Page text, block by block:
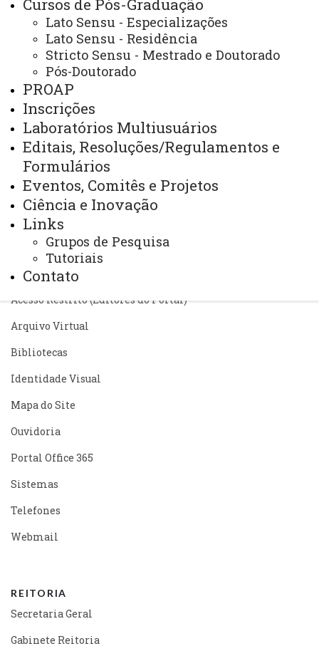
Cursos de Pós-Graduação
Lato Sensu - Especializações
Lato Sensu - Residência
Stricto Sensu - Mestrado e Doutorado
Pós-Doutorado
PROAP
Inscrições
Laboratórios Multiusuários
Editais, Resoluções/Regulamentos e
Formulários
Eventos, Comitês e Projetos
Ciência e Inovação
Links
Grupos de Pesquisa
Tutoriais
Contato
ATUALIZAÇÃO MAIS RECENTE: 29 DE JULHO DE
2026
ACESSOS: 4871
Você está aqui:Unioeste
ACESSE
Acesso Restrito (Editores do Portal)
Arquivo Virtual
Bibliotecas
Identidade Visual
Mapa do Site
Ouvidoria
Portal Office 365
Sistemas
Telefones
Webmail
REITORIA
Secretaria Geral
Gabinete Reitoria